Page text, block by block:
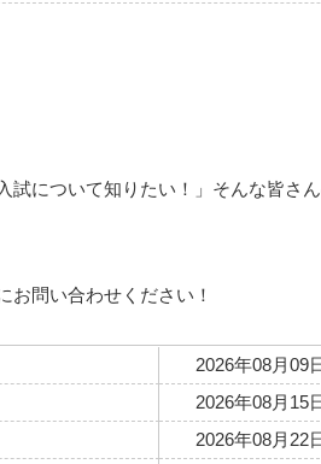
試について知りたい！」そんな皆さ
お問い合わせください！
2026年08月09
2026年08月15
2026年08月22